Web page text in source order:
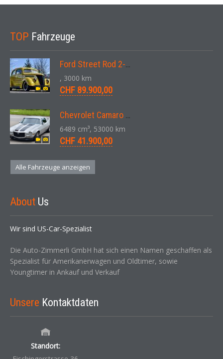
TOP Fahrzeuge
Ford Street Rod 2-Door V8 Aut. 1937
, 3000 km
CHF 89.900,00
Chevrolet Camaro SS 396 LS3 Coupe Aut. 1971
6489 cm³, 53000 km
CHF 41.900,00
Alle Fahrzeuge anzeigen
About Us
Wir sind US-Car-Spezialist
Die Auto-Zimmerli GmbH hat sich einen Namen geschaffen als
Spezialist für Amerikanerwagen und Oldtimer, sowie
Youngtimer in Ankauf und Verkauf
Unsere Kontaktdaten
Standort: